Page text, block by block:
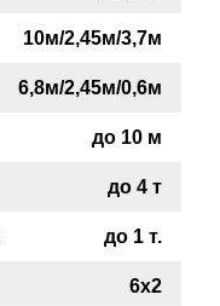
10м/2,45м/3,7м
6,8м/2,45м/0,6м
до 10 м
до 4 т
до 1 т.
6х2